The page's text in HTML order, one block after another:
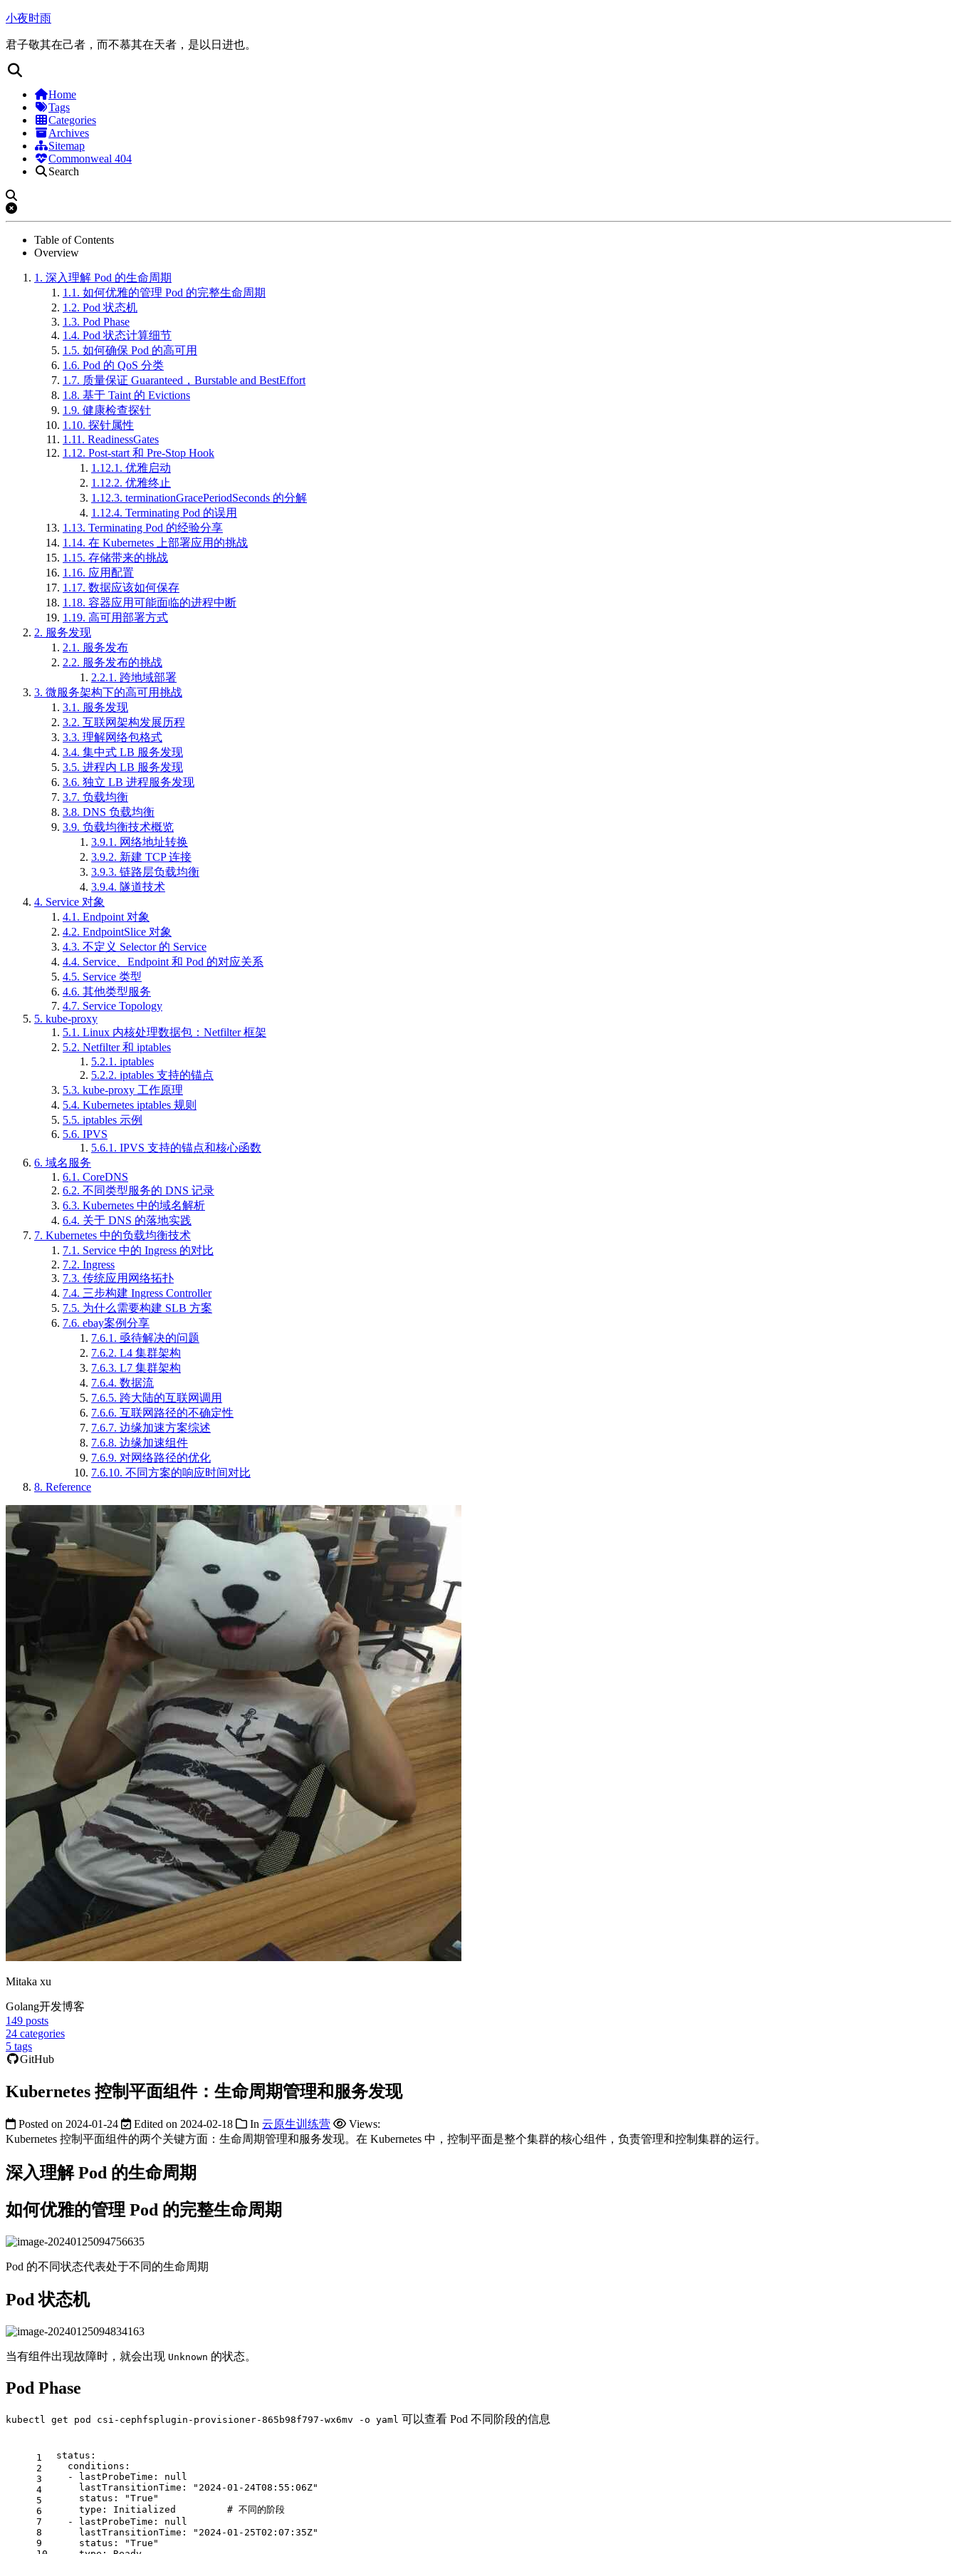
小夜时雨
君子敬其在己者，而不慕其在天者，是以日进也。
Home
Tags
Categories
Archives
Sitemap
Commonweal 404
Search
Table of Contents
Overview
1. 深入理解 Pod 的生命周期
1.1. 如何优雅的管理 Pod 的完整生命周期
1.2. Pod 状态机
1.3. Pod Phase
1.4. Pod 状态计算细节
1.5. 如何确保 Pod 的高可用
1.6. Pod 的 QoS 分类
1.7. 质量保证 Guaranteed，Burstable and BestEffort
1.8. 基于 Taint 的 Evictions
1.9. 健康检查探针
1.10. 探针属性
1.11. ReadinessGates
1.12. Post-start 和 Pre-Stop Hook
1.12.1. 优雅启动
1.12.2. 优雅终止
1.12.3. terminationGracePeriodSeconds 的分解
1.12.4. Terminating Pod 的误用
1.13. Terminating Pod 的经验分享
1.14. 在 Kubernetes 上部署应用的挑战
1.15. 存储带来的挑战
1.16. 应用配置
1.17. 数据应该如何保存
1.18. 容器应用可能面临的进程中断
1.19. 高可用部署方式
2. 服务发现
2.1. 服务发布
2.2. 服务发布的挑战
2.2.1. 跨地域部署
3. 微服务架构下的高可用挑战
3.1. 服务发现
3.2. 互联网架构发展历程
3.3. 理解网络包格式
3.4. 集中式 LB 服务发现
3.5. 进程内 LB 服务发现
3.6. 独立 LB 进程服务发现
3.7. 负载均衡
3.8. DNS 负载均衡
3.9. 负载均衡技术概览
3.9.1. 网络地址转换
3.9.2. 新建 TCP 连接
3.9.3. 链路层负载均衡
3.9.4. 隧道技术
4. Service 对象
4.1. Endpoint 对象
4.2. EndpointSlice 对象
4.3. 不定义 Selector 的 Service
4.4. Service、Endpoint 和 Pod 的对应关系
4.5. Service 类型
4.6. 其他类型服务
4.7. Service Topology
5. kube-proxy
5.1. Linux 内核处理数据包：Netfilter 框架
5.2. Netfilter 和 iptables
5.2.1. iptables
5.2.2. iptables 支持的锚点
5.3. kube-proxy 工作原理
5.4. Kubernetes iptables 规则
5.5. iptables 示例
5.6. IPVS
5.6.1. IPVS 支持的锚点和核心函数
6. 域名服务
6.1. CoreDNS
6.2. 不同类型服务的 DNS 记录
6.3. Kubernetes 中的域名解析
6.4. 关于 DNS 的落地实践
7. Kubernetes 中的负载均衡技术
7.1. Service 中的 Ingress 的对比
7.2. Ingress
7.3. 传统应用网络拓扑
7.4. 三步构建 Ingress Controller
7.5. 为什么需要构建 SLB 方案
7.6. ebay案例分享
7.6.1. 亟待解决的问题
7.6.2. L4 集群架构
7.6.3. L7 集群架构
7.6.4. 数据流
7.6.5. 跨大陆的互联网调用
7.6.6. 互联网路径的不确定性
7.6.7. 边缘加速方案综述
7.6.8. 边缘加速组件
7.6.9. 对网络路径的优化
7.6.10. 不同方案的响应时间对比
8. Reference
Mitaka xu
Golang开发博客
149 posts
24 categories
5 tags
GitHub
Kubernetes 控制平面组件：生命周期管理和服务发现
Posted on 2024-01-24 Edited on 2024-02-18 In 云原生训练营
Views:
Kubernetes 控制平面组件的两个关键方面：生命周期管理和服务发现。在 Kubernetes 中，控制平面是整个集群的核心组件，负责管理和控制集群的运行。
深入理解 Pod 的生命周期
如何优雅的管理 Pod 的完整生命周期
Pod 的不同状态代表处于不同的生命周期
Pod 状态机
当有组件出现故障时，就会出现 Unknown 的状态。
Pod Phase
kubectl get pod csi-cephfsplugin-provisioner-865b98f797-wx6mv -o yaml 可以查看 Pod 不同阶段的信息
1
2
3
4
5
6
7
8
9
status:
conditions:
-
lastProbeTime:
null
lastTransitionTime:
"2024-01-24T08:55:06Z"
status:
"True"
type:
Initialized
# 不同的阶段
-
lastProbeTime:
null
lastTransitionTime:
"2024-01-25T02:07:35Z"
status:
"True"